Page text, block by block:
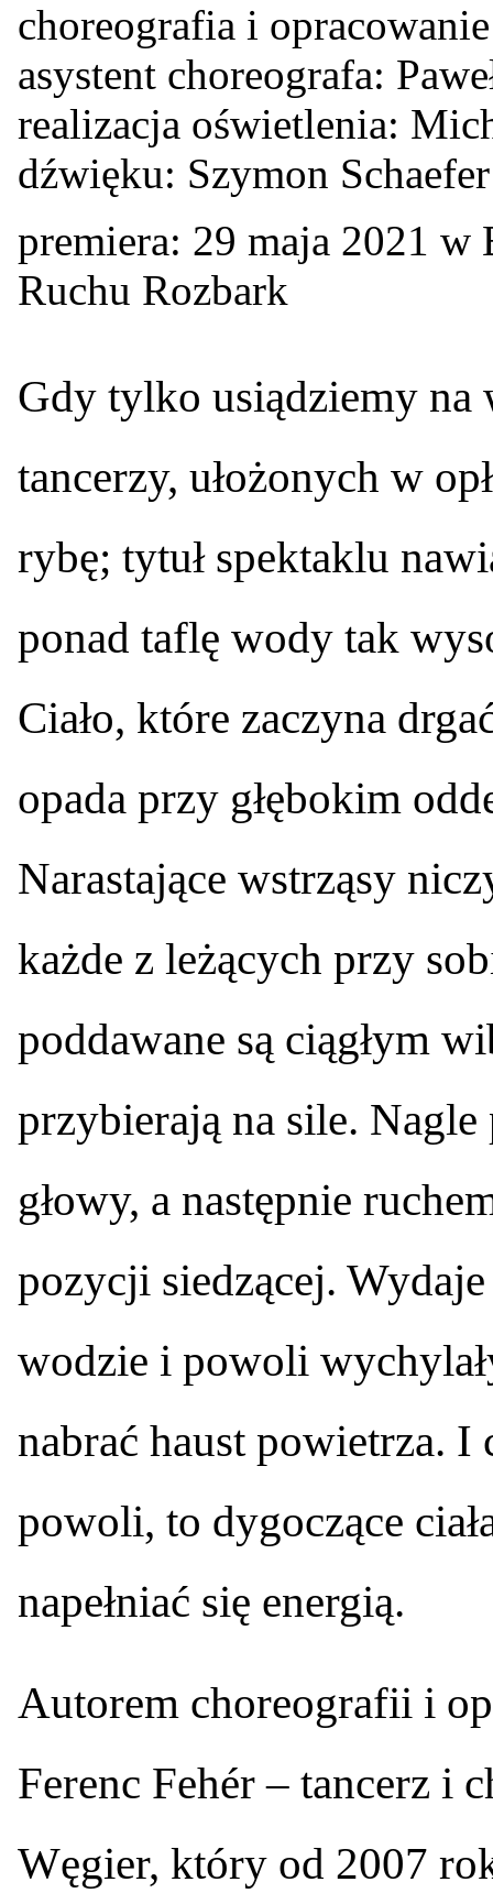
choreografia i
asystent choreografa:
realizacja oświetlenia:
dźwięku: Szymon Schaefer
premiera: 29 maja 2021 w
Ruchu Rozbark
Gdy tylko usiądziemy
tancerzy, ułożonych w
rybę; tytuł spektaklu
ponad taflę wody tak
Ciało, które zaczyna
opada przy głębokim
Narastające wstrząsy
każde z leżących przy
poddawane są ciągłym
przybierają na sile.
głowy, a następnie
pozycji siedzącej.
wodzie i powoli
nabrać haust powietrza. I
powoli, to dygoczące
napełniać się energią.
Autorem choreografii i
Ferenc Fehér – tancerz i
Węgier, który od 2007